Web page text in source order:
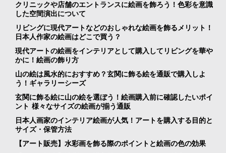
クリニックや店舗のエントランスに絵画を飾ろう！色彩を意識
した空間演出について
リビングに現代アートなどのおしゃれな絵画を飾るメリット！
日本人作家の絵画はどこで買う？
現代アートの絵画をインテリアとして購入してリビングを華や
かに！絵画の飾り方
山の絵は風水的におすすめ？玄関に飾る絵を通販で購入しよ
う！ギャラリーシーズ
玄関に飾る絵に山の絵を選ぼう！絵画購入前に確認したいポイ
ント 様々なサイズの絵画が揃う通販
日本人画家のインテリア絵画が人気！アートを購入する目的と
サイズ・保管方法
【アート販売】水彩画を飾る際のポイントと絵画の色の効果